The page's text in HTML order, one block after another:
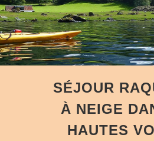
SÉJOUR
À NEIGE
HAUTES